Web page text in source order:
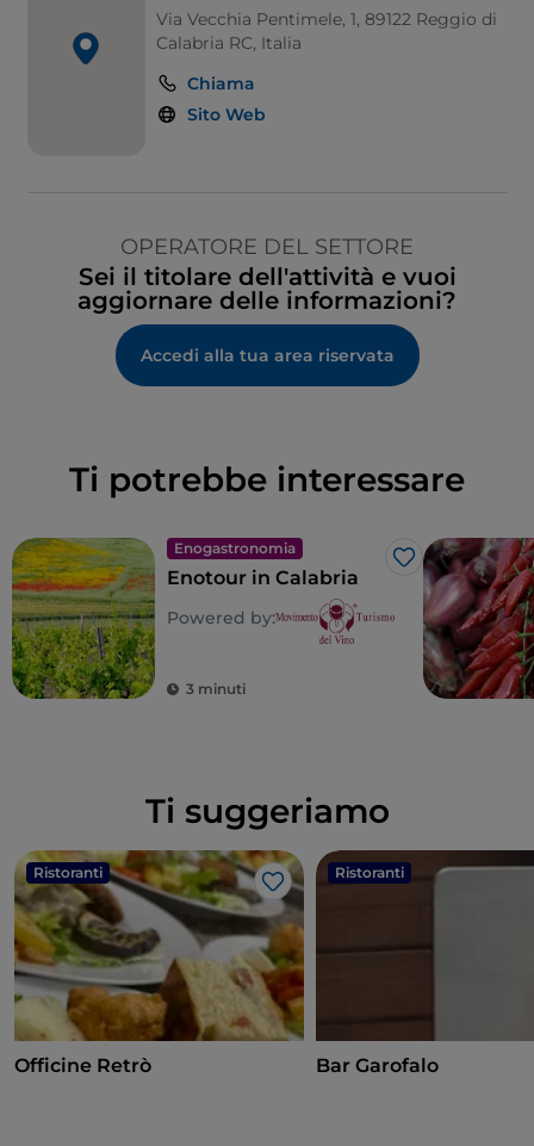
Via Vecchia Pentimele, 1, 89122 Reggio di
Calabria RC, Italia
Chiama
Sito Web
OPERATORE DEL SETTORE
Sei il titolare dell'attività e vuoi
aggiornare delle informazioni?
Accedi alla tua area riservata
Ti potrebbe interessare
Enogastronomia
Like
Enotour in Calabria
Powered by:
3 minuti
Ti suggeriamo
Ristoranti
Like
Officine Retrò
Ristoranti
Bar Garofalo